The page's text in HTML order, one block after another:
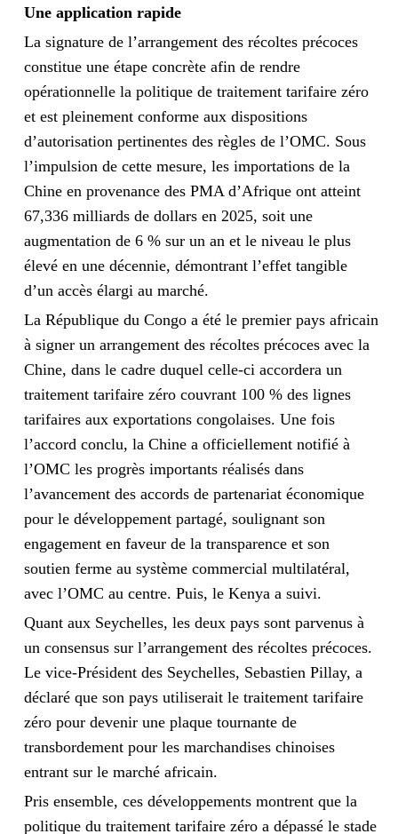
Une application rapide
La signature de l’arrangement des récoltes précoces
constitue une étape concrète afin de rendre
opérationnelle la politique de traitement tarifaire zéro
et est pleinement conforme aux dispositions
d’autorisation pertinentes des règles de l’OMC. Sous
l’impulsion de cette mesure, les importations de la
Chine en provenance des PMA d’Afrique ont atteint
67,336 milliards de dollars en 2025, soit une
augmentation de 6 % sur un an et le niveau le plus
élevé en une décennie, démontrant l’effet tangible
d’un accès élargi au marché.
La République du Congo a été le premier pays africain
à signer un arrangement des récoltes précoces avec la
Chine, dans le cadre duquel celle-ci accordera un
traitement tarifaire zéro couvrant 100 % des lignes
tarifaires aux exportations congolaises. Une fois
l’accord conclu, la Chine a officiellement notifié à
l’OMC les progrès importants réalisés dans
l’avancement des accords de partenariat économique
pour le développement partagé, soulignant son
engagement en faveur de la transparence et son
soutien ferme au système commercial multilatéral,
avec l’OMC au centre. Puis, le Kenya a suivi.
Quant aux Seychelles, les deux pays sont parvenus à
un consensus sur l’arrangement des récoltes précoces.
Le vice-Président des Seychelles, Sebastien Pillay, a
déclaré que son pays utiliserait le traitement tarifaire
zéro pour devenir une plaque tournante de
transbordement pour les marchandises chinoises
entrant sur le marché africain.
Pris ensemble, ces développements montrent que la
politique du traitement tarifaire zéro a dépassé le stade